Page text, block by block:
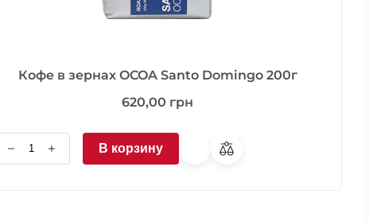
Кофе в зернах OCOA Santo Domingo 200г
620,00 грн
В корзину